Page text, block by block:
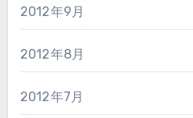
2012年9月
2012年8月
2012年7月